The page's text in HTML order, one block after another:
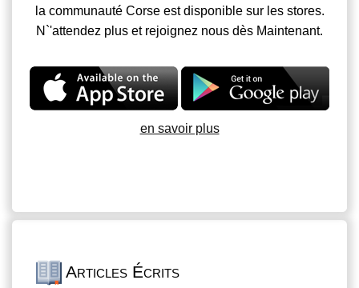
la communauté Corse est disponible sur les stores.
N`'attendez plus et rejoignez nous dès Maintenant.
en savoir plus
Articles Écrits